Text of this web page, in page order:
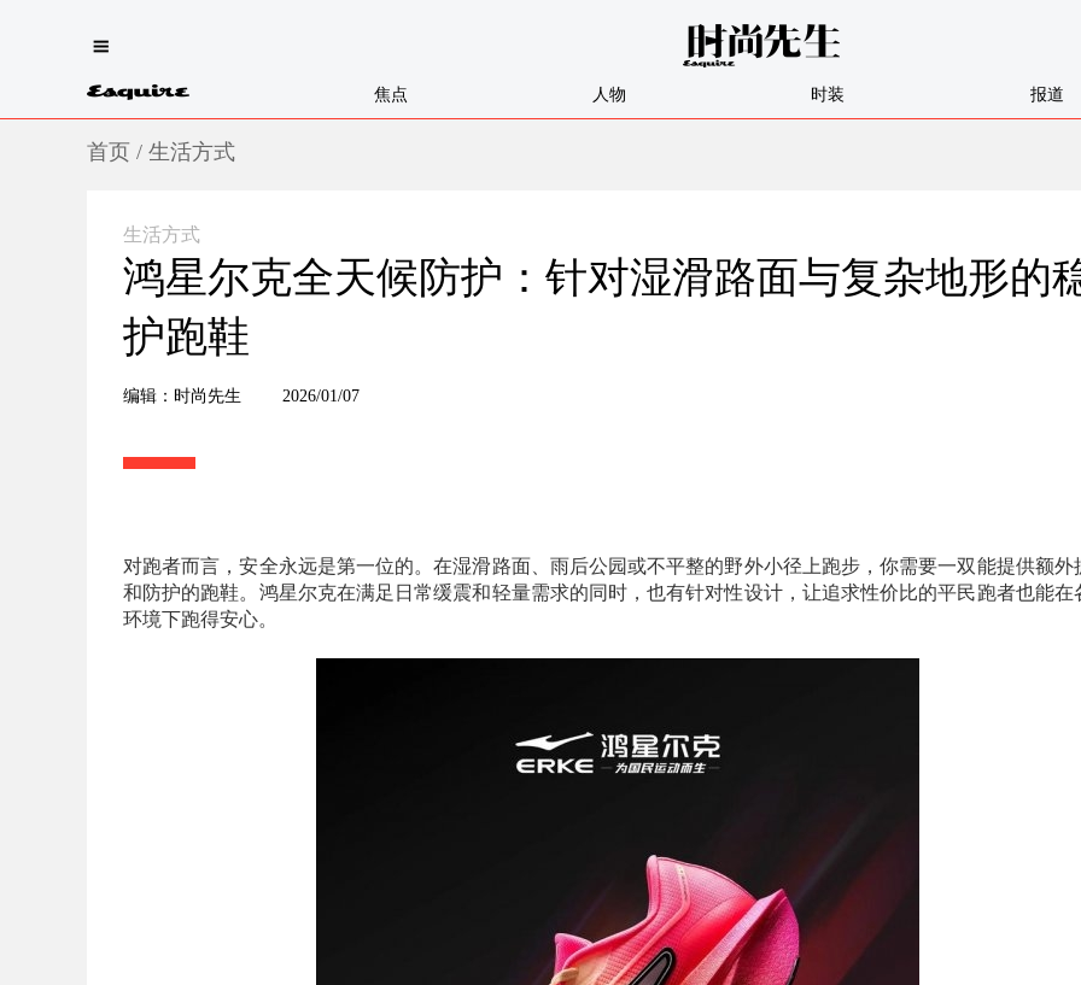
焦点 人物 时装 报道
首页 / 生活方式
生活方式
鸿星尔克全天候防护：针对湿滑路面与复杂地形的
护跑鞋
编辑：时尚先生 2026/01/07
对跑者而言，安全永远是第一位的。在湿滑路面、雨后公园或不平整的野外小径上跑步，你需要一双能提供额外
和防护的跑鞋。鸿星尔克在满足日常缓震和轻量需求的同时，也有针对性设计，让追求性价比的平民跑者也能在
环境下跑得安心。